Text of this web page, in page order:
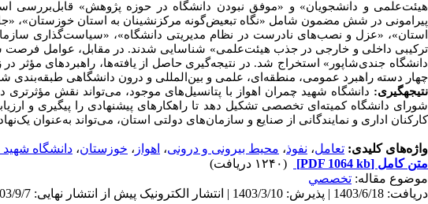
هیئت‌علمی و دانشجویان» و «موفق نبودن دانشگاه در حوزه پژوهش» قابل‌بررسی
پیرامونی در شش مضمون شامل «نگاه تبعیض‌گونه مرکزنشینان به استان خوزستان»،
استان»، «عزل و نصب‌های نادرست در نظام مدیریتی دانشگاه»، «سیاست‌گذاری
ترکیبی داخلی و خارجی در جذب هیئت‌علمی» شناسایی شدند. در مقابل، عوامل فرصت
دانشگاه جندی‌شاپور» استخراج شد. در نتیجه‌گیری حاصل از یافته‌ها، راهبردهای مؤثر
چهار دسته راهبرد عمومی، منطقه‌ای، علمی و بین‌المللی و درون دانشگاهی طبقه‌بندی
نتیجه‏گیری: دانشگاه شهید چمران اهواز با پتانسیل‌های موجود، می‌تواند نقش
شورای دانشگاه کمیته‌ای تخصصی تشکیل دهد تا راهکارهای پیشنهادی را پیگیری و
کارکنان اداری و نمایندگانی از صنایع و سازمان‌های دولتی استان، می‌تواند به‌عنوان
واژه‌های کلیدی: تعامل، نفوذ، محیط بیرونی و درونی، اهواز ، خوزستان، دانشگاه شهید
متن کامل [PDF 1064 kb]
(۱۲۴۰ دریافت)
موضوع مقاله: تخصصي
دریافت: 1403/6/18 | پذیرش: 1403/3/10 | انتشار الکترونیک پیش از انتشار نهایی: 1403/9/7